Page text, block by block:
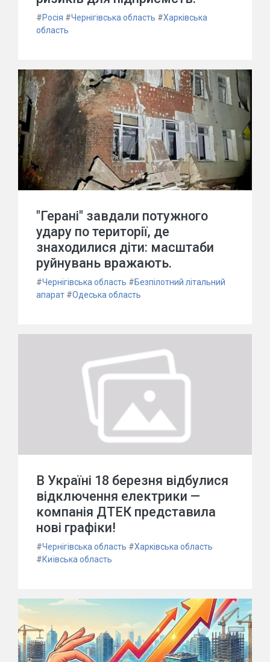
#Росія #Чернігівська область #Харківська
область
"Герані" завдали потужного
удару по території, де
знаходилися діти: масштаби
руйнувань вражають.
#Чернігівська область #Безпілотний літальний
апарат #Одеська область
В Україні 18 березня відбулися
відключення електрики —
компанія ДТЕК представила
нові графіки!
#Чернігівська область #Харківська область
#Київська область